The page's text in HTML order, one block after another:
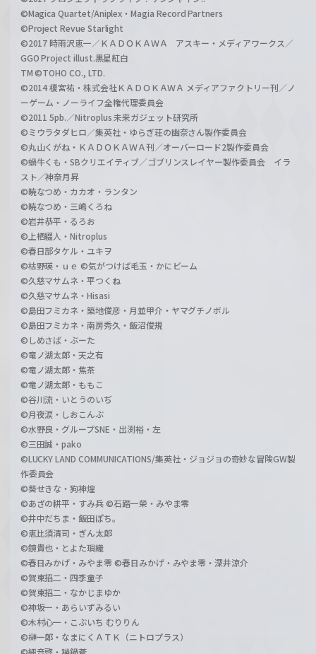
©Magica Quartet/Aniplex・Magia Record Partners
©Project Revue Starlight
©2017 時雨沢恵一／ＫＡＤＯＫＡＷＡ アスキー・メディアワークス／
GGO Project illust.黒星紅白
TM ©TOHO CO., LTD.
©2014 榎宮祐・株式会社ＫＡＤＯＫＡＷＡ メディアファクトリー刊／ノ
ーゲーム・ノーライフ全権代理委員会
©2011 5pb.／Nitroplus 未来ガジェット研究所
©ミウラタダヒロ／集英社・ゆらぎ荘の幽奈さん製作委員会
©丸山くがね・ＫＡＤＯＫＡＷＡ刊／オーバーロード2製作委員会
©蝸牛くも・SBクリエイティブ／ゴブリンスレイヤー製作委員会 イラ
スト／神奈月昇
©暁なつめ・カカオ・ランタン
©暁なつめ・三嶋くろね
©岩井恭平・るろお
©上栖綴人・Nitroplus
©春日部タケル・ユキヲ
©枯野瑛・ｕｅ ©気がつけば毛玉・かにビーム
©久慈マサムネ・平つくね
©久慈マサムネ・Hisasi
©島田フミカネ・築地俊彦・月並甲介・ヤマグチノボル
©島田フミカネ・南房秀久・飯沼俊規
©しめさば・ぶーた
©竜ノ湖太郎・天之有
©竜ノ湖太郎・焦茶
©竜ノ湖太郎・ももこ
©谷川流・いとうのいぢ
©月夜涙・しおこんぶ
©水野良・グループSNE・出渕裕・左
©三田誠・pako
©LUCKY LAND COMMUNICATIONS/集英社・ジョジョの奇妙な冒険GW製
作委員会
©葵せきな・狗神煌
©あざの耕平・すみ兵 ©石踏一榮・みやま零
©井中だちま・飯田ぽち。
©恵比須清司・ぎん太郎
©鏡貴也・とよた瑣織
©春日みかげ・みやま零 ©春日みかげ・みやま零・深井涼介
©賀東招二・四季童子
©賀東招二・なかじまゆか
©神坂一・あらいずみるい
©木村心一・こぶいち むりりん
©榊一郎・なまにくＡＴＫ（ニトロプラス）
©細音啓・猫鍋蒼